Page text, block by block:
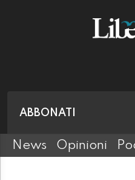
ABBONATI
News Opinioni